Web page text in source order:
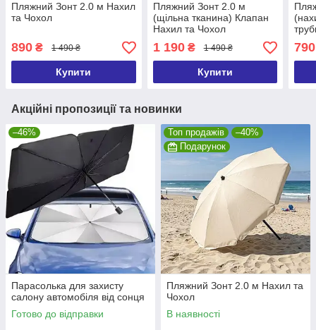
Пляжний Зонт 2.0 м Нахил
та Чохол
890 ₴ 1 490 ₴
Купити
Пляжний Зонт 2.0 м
(щільна тканина) Клапан
Нахил та Чохол
1 190₴ 1 490 ₴
Купити
790
Акційні пропозиції та новинки
–46%
Парасолька для захисту
салону автомобіля від сонця
Готово до відправки
Топ продажів
–40%
Подарунок
Пляжний Зонт 2.0 м Нахил та
Чохол
В наявності